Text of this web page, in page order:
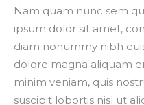
Nam quam nunc sem
ipsum dolor sit amet,
diam nonummy nibh
dolore magna aliquam
minim veniam, quis
suscipit lobortis nisl ut